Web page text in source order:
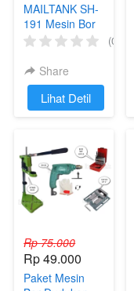
MAILTANK SH-
191 Mesin Bor
Baterai
12V bor
Cordless
(0)
Share
`Lihat Detil
Rp 75.000
Rp 49.000
Paket Mesin